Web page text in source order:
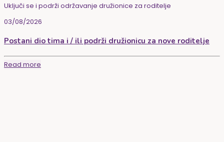
Uključi se i podrži održavanje družionice za roditelje
03/08/2026
Postani dio tima i / ili podrži družionicu za nove roditelje
Read more